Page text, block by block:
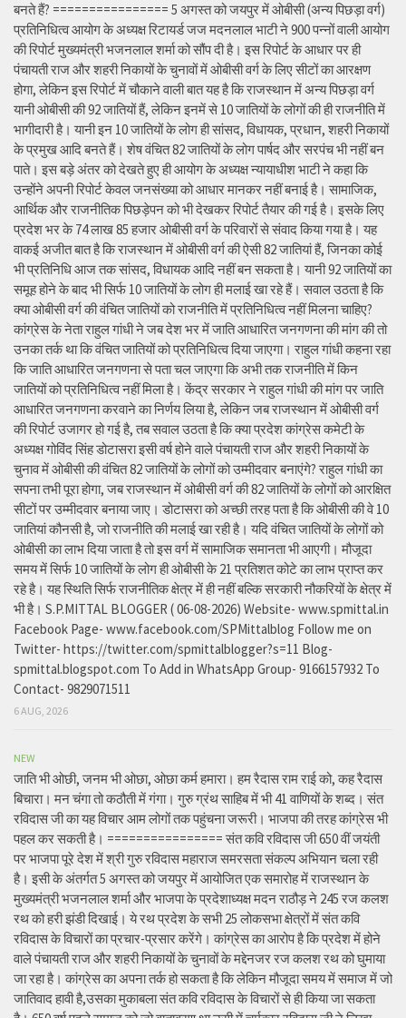
बनते हैं? ================ 5 अगस्त को जयपुर में ओबीसी (अन्य पिछड़ा वर्ग)
प्रतिनिधित्व आयोग के अध्यक्ष रिटायर्ड जज मदनलाल भाटी ने 900 पन्नों वाली आयोग
की रिपोर्ट मुख्यमंत्री भजनलाल शर्मा को सौंप दी है। इस रिपोर्ट के आधार पर ही
पंचायती राज और शहरी निकायों के चुनावों में ओबीसी वर्ग के लिए सीटों का आरक्षण
होगा, लेकिन इस रिपोर्ट में चौकाने वाली बात यह है कि राजस्थान में अन्य पिछड़ा वर्ग
यानी ओबीसी की 92 जातियों हैं, लेकिन इनमें से 10 जातियों के लोगों की ही राजनीति में
भागीदारी है। यानी इन 10 जातियों के लोग ही सांसद, विधायक, प्रधान, शहरी निकायों
के प्रमुख आदि बनते हैं। शेष वंचित 82 जातियों के लोग पार्षद और सरपंच भी नहीं बन
पाते। इस बड़े अंतर को देखते हुए ही आयोग के अध्यक्ष न्यायाधीश भाटी ने कहा कि
उन्होंने अपनी रिपोर्ट केवल जनसंख्या को आधार मानकर नहीं बनाई है। सामाजिक,
आर्थिक और राजनीतिक पिछड़ेपन को भी देखकर रिपोर्ट तैयार की गई है। इसके लिए
प्रदेश भर के 74 लाख 85 हजार ओबीसी वर्ग के परिवारों से संवाद किया गया है। यह
वाकई अजीत बात है कि राजस्थान में ओबीसी वर्ग की ऐसी 82 जातियां हैं, जिनका कोई
भी प्रतिनिधि आज तक सांसद, विधायक आदि नहीं बन सकता है। यानी 92 जातियों का
समूह होने के बाद भी सिर्फ 10 जातियों के लोग ही मलाई खा रहे हैं। सवाल उठता है कि
क्या ओबीसी वर्ग की वंचित जातियों को राजनीति में प्रतिनिधित्व नहीं मिलना चाहिए?
कांग्रेस के नेता राहुल गांधी ने जब देश भर में जाति आधारित जनगणना की मांग की तो
उनका तर्क था कि वंचित जातियों को प्रतिनिधित्व दिया जाएगा। राहुल गांधी कहना रहा
कि जाति आधारित जनगणना से पता चल जाएगा कि अभी तक राजनीति में किन
जातियों को प्रतिनिधित्व नहीं मिला है। केंद्र सरकार ने राहुल गांधी की मांग पर जाति
आधारित जनगणना करवाने का निर्णय लिया है, लेकिन जब राजस्थान में ओबीसी वर्ग
की रिपोर्ट उजागर हो गई है, तब सवाल उठता है कि क्या प्रदेश कांग्रेस कमेटी के
अध्यक्ष गोविंद सिंह डोटासरा इसी वर्ष होने वाले पंचायती राज और शहरी निकायों के
चुनाव में ओबीसी की वंचित 82 जातियों के लोगों को उम्मीदवार बनाएंगे? राहुल गांधी का
सपना तभी पूरा होगा, जब राजस्थान में ओबीसी वर्ग की 82 जातियों के लोगों को आरक्षित
सीटों पर उम्मीदवार बनाया जाए। डोटासरा को अच्छी तरह पता है कि ओबीसी की वे 10
जातियां कौनसी है, जो राजनीति की मलाई खा रही है। यदि वंचित जातियों के लोगों को
ओबीसी का लाभ दिया जाता है तो इस वर्ग में सामाजिक समानता भी आएगी। मौजूदा
समय में सिर्फ 10 जातियों के लोग ही ओबीसी के 21 प्रतिशत कोटे का लाभ प्राप्त कर
रहे है। यह स्थिति सिर्फ राजनीतिक क्षेत्र में ही नहीं बल्कि सरकारी नौकरियों के क्षेत्र में
भी है। S.P.MITTAL BLOGGER ( 06-08-2026) Website- www.spmittal.in
Facebook Page- www.facebook.com/SPMittalblog Follow me on
Twitter- https://twitter.com/spmittalblogger?s=11 Blog-
spmittal.blogspot.com To Add in WhatsApp Group- 9166157932 To
Contact- 9829071511
6 AUG, 2026
NEW
जाति भी ओछी, जनम भी ओछा, ओछा कर्म हमारा। हम रैदास राम राई को, कह रैदास
बिचारा। मन चंगा तो कठौती में गंगा। गुरु ग्रंथ साहिब में भी 41 वाणियों के शब्द। संत
रविदास जी का यह विचार आम लोगों तक पहुंचना जरूरी। भाजपा की तरह कांग्रेस भी
पहल कर सकती है। ================ संत कवि रविदास जी 650 वीं जयंती
पर भाजपा पूरे देश में श्री गुरु रविदास महाराज समरसता संकल्प अभियान चला रही
है। इसी के अंतर्गत 5 अगस्त को जयपुर में आयोजित एक समारोह में राजस्थान के
मुख्यमंत्री भजनलाल शर्मा और भाजपा के प्रदेशाध्यक्ष मदन राठौड़ ने 245 रज कलश
रथ को हरी झंडी दिखाई। ये रथ प्रदेश के सभी 25 लोकसभा क्षेत्रों में संत कवि
रविदास के विचारों का प्रचार-प्रसार करेंगे। कांग्रेस का आरोप है कि प्रदेश में होने
वाले पंचायती राज और शहरी निकायों के चुनावों के मद्देनजर रज कलश रथ को घुमाया
जा रहा है। कांग्रेस का अपना तर्क हो सकता है कि लेकिन मौजूदा समय में समाज में जो
जातिवाद हावी है,उसका मुकाबला संत कवि रविदास के विचारों से ही किया जा सकता